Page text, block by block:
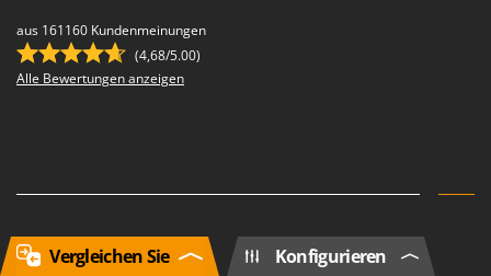
aus 161160 Kundenmeinungen
(4,68/5.00)
Alle Bewertungen anzeigen
Newsletter Konfigurieren
Vergleichen Sie